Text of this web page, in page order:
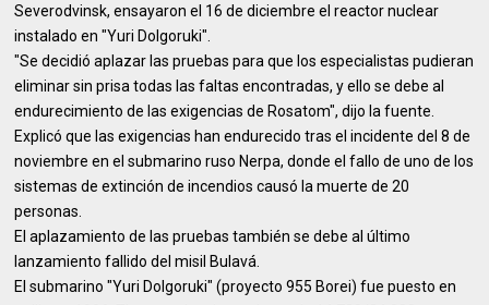
Severodvinsk, ensayaron el 16 de diciembre el reactor nuclear
instalado en "Yuri Dolgoruki".
"Se decidió aplazar las pruebas para que los especialistas pudieran
eliminar sin prisa todas las faltas encontradas, y ello se debe al
endurecimiento de las exigencias de Rosatom", dijo la fuente.
Explicó que las exigencias han endurecido tras el incidente del 8 de
noviembre en el submarino ruso Nerpa, donde el fallo de uno de los
sistemas de extinción de incendios causó la muerte de 20
personas.
El aplazamiento de las pruebas también se debe al último
lanzamiento fallido del misil Bulavá.
El submarino "Yuri Dolgoruki" (proyecto 955 Borei) fue puesto en